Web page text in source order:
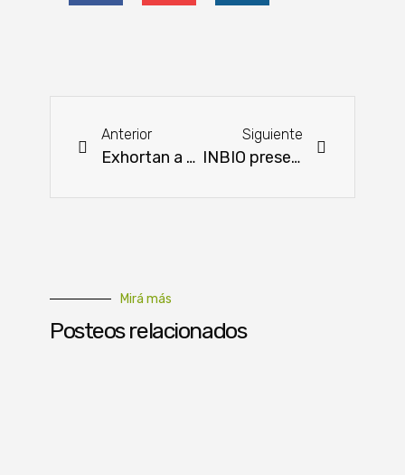
Anterior
Exhortan a combatir la suba de los precios de la carne
Siguiente
INBIO presentó informe de área sembrada de soja y maíz
Mirá más
Posteos relacionados